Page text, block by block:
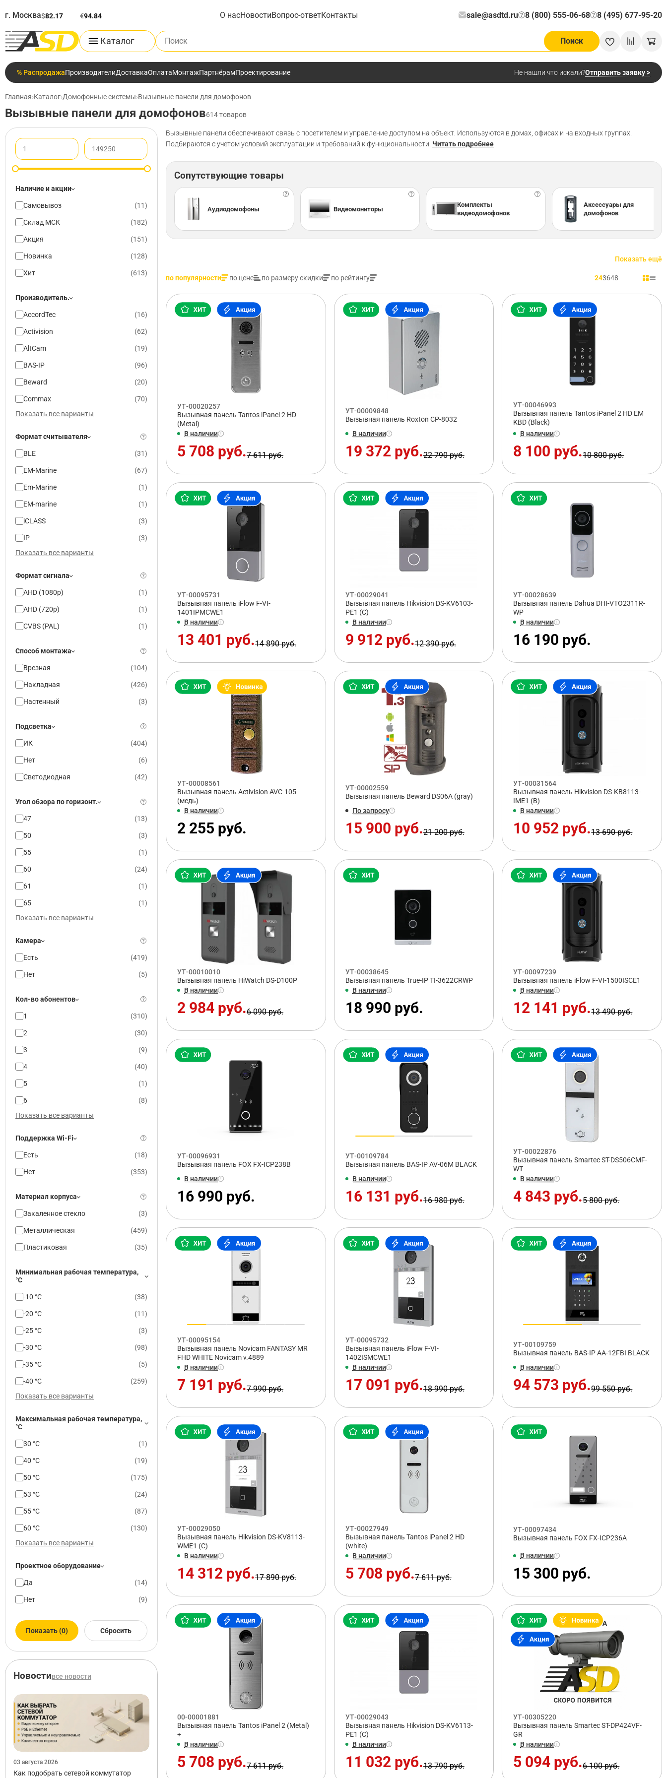
г. Москва$82.17 €94.84 О насНовостиВопрос-ответКонтакты sale@asdtd.ru 8 (800) 555-06-68
? 8 (495) 677-95-20
?
Каталог
Поиск по каталогу
Поиск
% РаспродажаПроизводителиДоставкаОплатаМонтажПартнёрамПроектирование Не нашли что искали?Отправить заявку >
Главная›Каталог›Домофонные системы›Вызывные панели для домофонов
Вызывные панели для домофонов614 товаров
Наличие и акции
Самовывоз (11)
Склад МСК (182)
Акция (151)
Новинка (128)
Хит (613)
Производитель.
AccordTec (16)
Activision (62)
AltCam (19)
BAS-IP (96)
Beward (20)
Commax (70)
Показать все варианты
Формат считывателя
BLE (31)
EM-Marine (67)
Em-Marine (1)
EM-marine (1)
iCLASS (3)
IP (3)
Показать все варианты
Формат сигнала
AHD (1080p) (1)
AHD (720p) (1)
CVBS (PAL) (1)
Способ монтажа
Врезная (104)
Накладная (426)
Настенный (3)
Подсветка
ИК (404)
Нет (6)
Светодиодная (42)
Угол обзора по горизонт.
47 (13)
50 (3)
55 (1)
60 (24)
61 (1)
65 (1)
Показать все варианты
Камера
Есть (419)
Нет (5)
Кол-во абонентов
1 (310)
2 (30)
3 (9)
4 (40)
5 (1)
6 (8)
Показать все варианты
Поддержка Wi-Fi
Есть (18)
Нет (353)
Материал корпуса
Закаленное стекло (3)
Металлическая (459)
Пластиковая (35)
Минимальная рабочая температура,
°С
-10 °С (38)
-20 °С (11)
-25 °С (3)
-30 °С (98)
-35 °С (5)
-40 °С (259)
Показать все варианты
Максимальная рабочая температура,
°С
30 °С (1)
40 °С (19)
50 °С (175)
53 °С (24)
55 °С (87)
60 °С (130)
Показать все варианты
Проектное оборудование
Да (14)
Нет (9)
Показать (0) Сбросить
Новостивсе новости
03 августа 2026
Как подобрать сетевой коммутатор
Вызывные панели обеспечивают связь с посетителем и управление доступом на объект. Используются в домах, офисах и на входных группах.
Подбираются с учетом условий эксплуатации и требований к функциональности. Читать подробнее
Сопутствующие товары
Аудиодомофоны Видеомониторы
Комплекты
видеодомофонов
Аксессуары для
домофонов
Показать ещё
по популярности по цене по размеру скидки по рейтингу 243648
УТ-00020257
Вызывная панель Tantos iPanel 2 HD
(Metal)
В наличии
5 708 руб.7 611 руб.
УТ-00009848
Вызывная панель Roxton CP-8032
В наличии
19 372 руб.22 790 руб.
УТ-00046993
Вызывная панель Tantos iPanel 2 HD EM
KBD (Black)
В наличии
8 100 руб.10 800 руб.
УТ-00095731
Вызывная панель iFlow F-VI-
1401IPMCWE1
В наличии
13 401 руб.14 890 руб.
УТ-00029041
Вызывная панель Hikvision DS-KV6103-
PE1 (C)
В наличии
9 912 руб.12 390 руб.
УТ-00028639
Вызывная панель Dahua DHI-VTO2311R-
WP
В наличии
16 190 руб.
УТ-00008561
Вызывная панель Activision AVC-105
(медь)
В наличии
2 255 руб.
УТ-00002559
Вызывная панель Beward DS06A (gray)
По запросу
15 900 руб.21 200 руб.
УТ-00031564
Вызывная панель Hikvision DS-KB8113-
IME1 (B)
В наличии
10 952 руб.13 690 руб.
УТ-00010010
Вызывная панель HiWatch DS-D100P
В наличии
2 984 руб.6 090 руб.
УТ-00038645
Вызывная панель True-IP TI-3622CRWP
В наличии
18 990 руб.
УТ-00097239
Вызывная панель iFlow F-VI-1500ISCE1
В наличии
12 141 руб.13 490 руб.
УТ-00096931
Вызывная панель FOX FX-ICP238B
В наличии
16 990 руб.
УТ-00109784
Вызывная панель BAS-IP AV-06M BLACK
В наличии
16 131 руб.16 980 руб.
УТ-00022876
Вызывная панель Smartec ST-DS506CMF-
WT
В наличии
4 843 руб.5 800 руб.
УТ-00095154
Вызывная панель Novicam FANTASY MR
FHD WHITE Novicam v.4889
В наличии
7 191 руб.7 990 руб.
УТ-00095732
Вызывная панель iFlow F-VI-
1402ISMCWE1
В наличии
17 091 руб.18 990 руб.
УТ-00109759
Вызывная панель BAS-IP AA-12FBI BLACK
В наличии
94 573 руб.99 550 руб.
УТ-00029050
Вызывная панель Hikvision DS-KV8113-
WME1 (C)
В наличии
14 312 руб.17 890 руб.
УТ-00027949
Вызывная панель Tantos iPanel 2 HD
(white)
В наличии
5 708 руб.7 611 руб.
УТ-00097434
Вызывная панель FOX FX-ICP236A
В наличии
15 300 руб.
00-00001881
Вызывная панель Tantos iPanel 2 (Metal)
+
В наличии
5 708 руб.7 611 руб.
УТ-00029043
Вызывная панель Hikvision DS-KV6113-
PE1 (C)
В наличии
11 032 руб.13 790 руб.
УТ-00305220
Вызывная панель Smartec ST-DP424VF-
GR
В наличии
5 094 руб.6 100 руб.